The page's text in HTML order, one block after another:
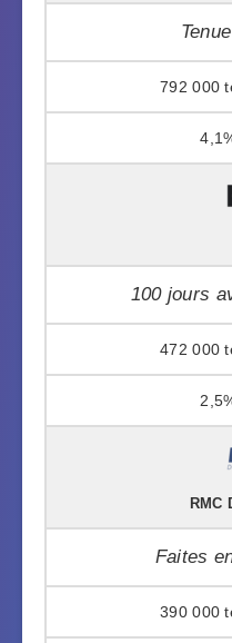
792 000
100 jours
472 000
RMC
Faites
390 000